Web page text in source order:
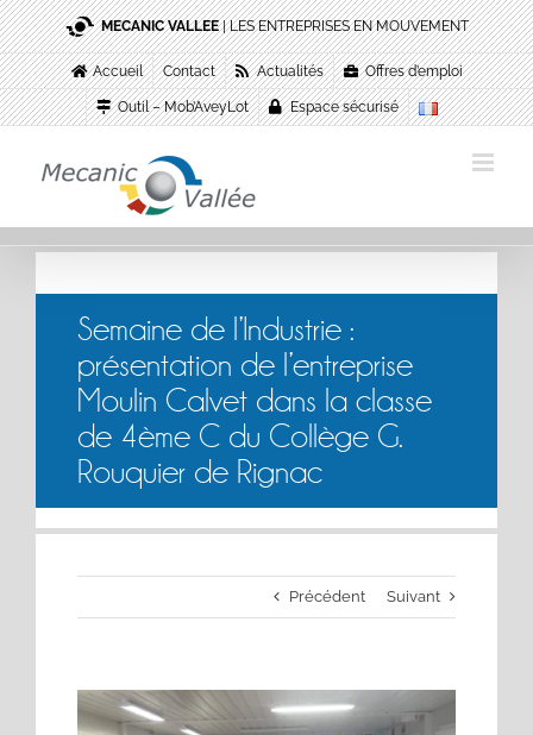
Passer
au
contenu
MECANIC VALLEE| LES ENTREPRISES EN MOUVEMENT
Accueil Contact Actualités Offres d’emploi
Outil – Mob’AveyLot Espace sécurisé
Semaine de l’Industrie :
présentation de l’entreprise
Moulin Calvet dans la classe
de 4ème C du Collège G.
Rouquier de Rignac
Précédent Suivant
Voir
l'image